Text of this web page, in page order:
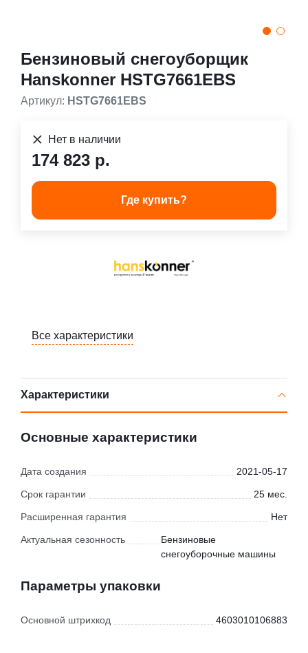
Бензиновый снегоуборщик
Hanskonner HSTG7661EBS
Артикул: HSTG7661EBS
Нет в наличии
174 823 р.
Где купить?
Все характеристики
Характеристики
Основные характеристики
Дата создания 2021-05-17
Срок гарантии 25 мес.
Расширенная гарантия Нет
Актуальная сезонность
Бензиновые
снегоуборочные машины
Параметры упаковки
Основной штрихкод 4603010106883